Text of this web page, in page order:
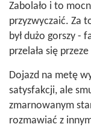
Zabolało i to
przyzwyczaić. Za
był dużo gorszy -
przelała się
Dojazd na metę
satysfakcji, ale
zmarnowanym
rozmawiać z